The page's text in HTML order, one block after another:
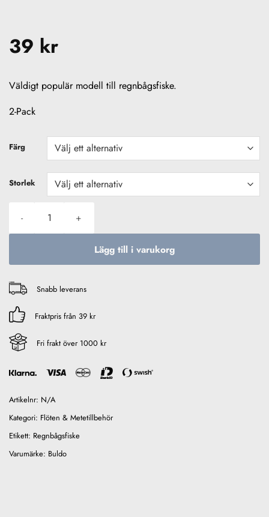
39 kr
Väldigt populär modell till regnbågsfiske.
2-Pack
Färg
Storlek
Lägg till i varukorg
Snabb leverans
Fraktpris från 39 kr
Fri frakt över 1000 kr
Artikelnr: N/A
Kategori: Flöten & Metetillbehör
Etikett: Regnbågsfiske
Varumärke: Buldo